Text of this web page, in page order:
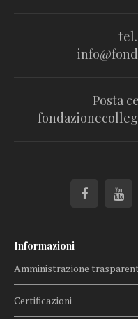
tel.
Posta
Informazioni
Amministrazione
Certificazioni